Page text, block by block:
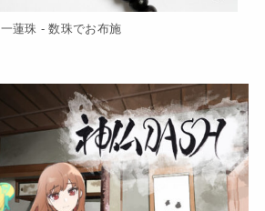
一蓮珠 - 数珠でお布施